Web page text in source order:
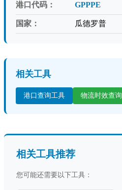
港口代码： GPPPE
国家： 瓜德罗普
相关工具
港口查询工具 物流时效查询
相关工具推荐
您可能还需要以下工具：